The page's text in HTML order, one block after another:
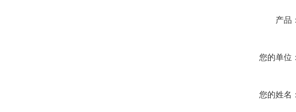
产品：
您的单位：
您的姓名：